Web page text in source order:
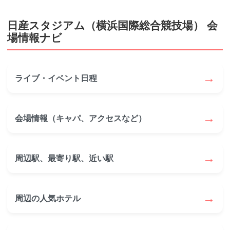
日産スタジアム（横浜国際総合競技場） 会
場情報ナビ
ライブ・イベント日程 →
会場情報（キャパ、アクセスなど） →
周辺駅、最寄り駅、近い駅 →
周辺の人気ホテル →